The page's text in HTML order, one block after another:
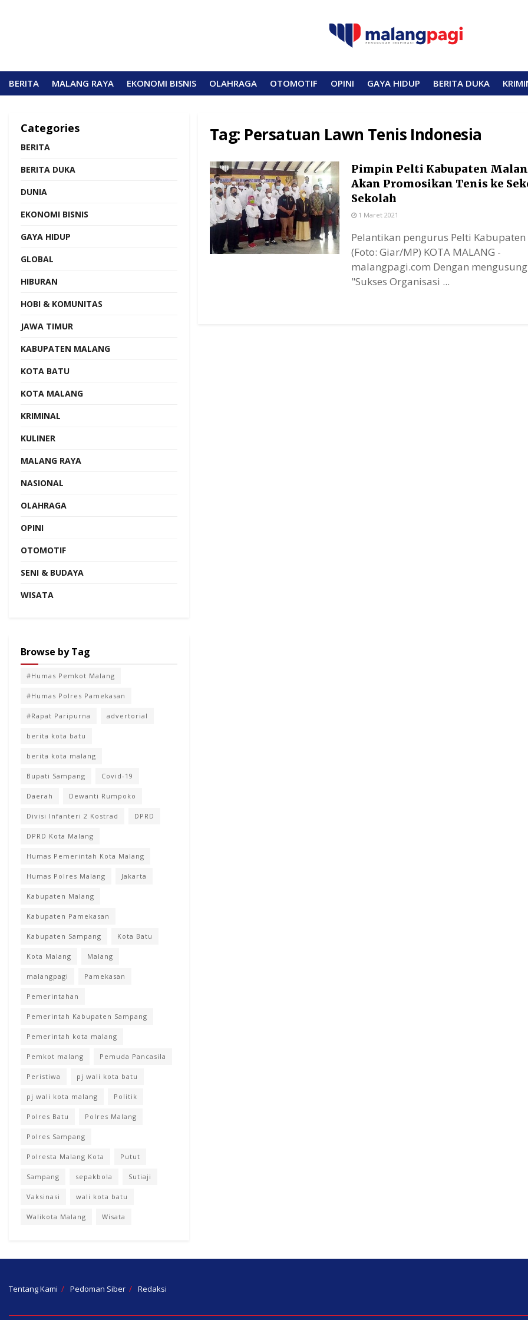
BERITA MALANG RAYA EKONOMI BISNIS OLAHRAGA OTOMOTIF OPINI GAYA HIDUP BERITA DUKA
Tag: Persatuan Lawn Tenis Indonesia
Pimpin Pelti Kabupaten
Akan Promosikan Tenis ke
Sekolah
1 Maret 2021
Pelantikan pengurus Pelti
(Foto: Giar/MP) KOTA MALANG -
malangpagi.com Dengan
"Sukses Organisasi ...
Categories
BERITA
BERITA DUKA
DUNIA
EKONOMI BISNIS
GAYA HIDUP
GLOBAL
HIBURAN
HOBI & KOMUNITAS
JAWA TIMUR
KABUPATEN MALANG
KOTA BATU
KOTA MALANG
KRIMINAL
KULINER
MALANG RAYA
NASIONAL
OLAHRAGA
OPINI
OTOMOTIF
SENI & BUDAYA
WISATA
Browse by Tag
#Humas Pemkot Malang
#Humas Polres Pamekasan
#Rapat Paripurna advertorial
berita kota batu
berita kota malang
Bupati Sampang Covid-19
Daerah Dewanti Rumpoko
Divisi Infanteri 2 Kostrad DPRD
DPRD Kota Malang
Humas Pemerintah Kota Malang
Humas Polres Malang Jakarta
Kabupaten Malang
Kabupaten Pamekasan
Kabupaten Sampang Kota Batu
Kota Malang Malang
malangpagi Pamekasan
Pemerintahan
Pemerintah Kabupaten Sampang
Pemerintah kota malang
Pemkot malang Pemuda Pancasila
Peristiwa pj wali kota batu
pj wali kota malang Politik
Polres Batu Polres Malang
Polres Sampang
Polresta Malang Kota Putut
Sampang sepakbola Sutiaji
Vaksinasi wali kota batu
Walikota Malang Wisata
Tentang Kami Pedoman Siber Redaksi